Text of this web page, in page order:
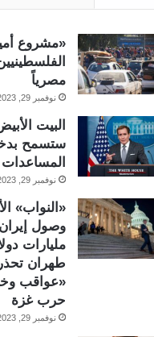
«مشروع
مصرياً
نوفمبر 29, 2023
البيت
ستسمح
نوفمبر 29, 2023
«النواب»
مليارات
طهران
«عواقب
حرب غزة
نوفمبر 29, 2023